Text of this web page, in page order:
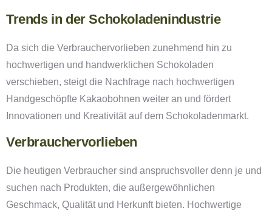
Trends in der Schokoladenindustrie
Da sich die Verbrauchervorlieben zunehmend hin zu
hochwertigen und handwerklichen Schokoladen
verschieben, steigt die Nachfrage nach hochwertigen
Handgeschöpfte Kakaobohnen weiter an und fördert
Innovationen und Kreativität auf dem Schokoladenmarkt.
Verbrauchervorlieben
Die heutigen Verbraucher sind anspruchsvoller denn je und
suchen nach Produkten, die außergewöhnlichen
Geschmack, Qualität und Herkunft bieten. Hochwertige